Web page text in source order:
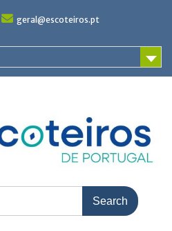
geral@escoteiros.pt